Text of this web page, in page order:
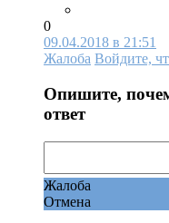
0
09.04.2018 в 21:51
Жалоба Войдите,
Опишите,
ответ
Жалоба
Отмена